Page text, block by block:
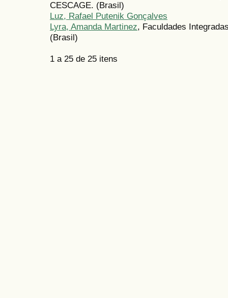
CESCAGE. (Brasil)
Luz, Rafael Putenik Gonçalves
Lyra, Amanda Martinez, Faculdades
(Brasil)
1 a 25 de 25 itens